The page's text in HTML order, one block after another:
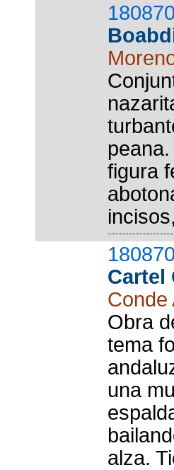
figura
Cartel
Conde
Obra
tema
una
alza.